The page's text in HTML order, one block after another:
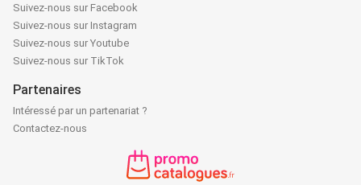
Suivez-nous sur Facebook
Suivez-nous sur Instagram
Suivez-nous sur Youtube
Suivez-nous sur TikTok
Partenaires
Intéressé par un partenariat ?
Contactez-nous